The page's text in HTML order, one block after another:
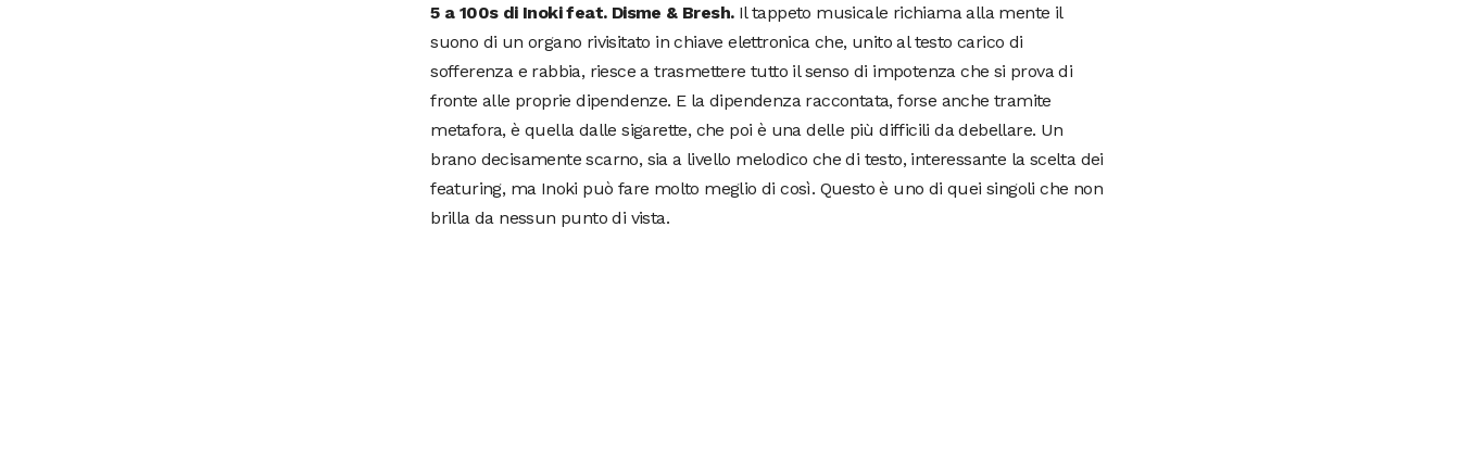
5 a 100s di Inoki feat. Disme & Bresh. Il tappeto musicale richiama alla mente il
suono di un organo rivisitato in chiave elettronica che, unito al testo carico di
sofferenza e rabbia, riesce a trasmettere tutto il senso di impotenza che si prova di
fronte alle proprie dipendenze. E la dipendenza raccontata, forse anche tramite
metafora, è quella dalle sigarette, che poi è una delle più difficili da debellare. Un
brano decisamente scarno, sia a livello melodico che di testo, interessante la scelta dei
featuring, ma Inoki può fare molto meglio di così. Questo è uno di quei singoli che non
brilla da nessun punto di vista.